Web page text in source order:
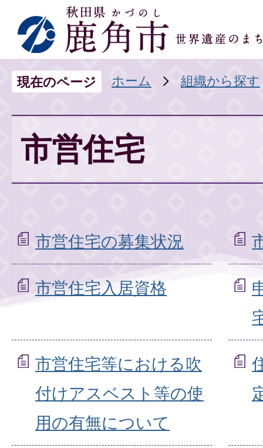
現在のページ ホーム 組織から探す
市営住宅
市営住宅の募集状況
市営住宅入居資格
市営住宅等における吹
付けアスベスト等の使
用の有無について